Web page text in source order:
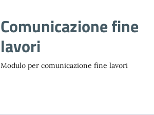
Comunicazione fine
lavori
Modulo per comunicazione fine lavori